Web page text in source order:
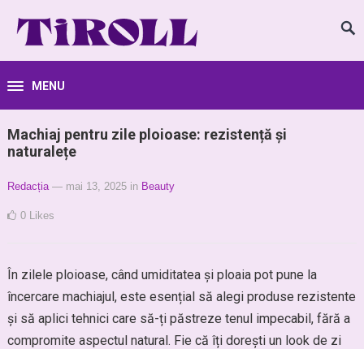
MENU
Machiaj pentru zile ploioase: rezistență și
naturalețe
Redacția — mai 13, 2025 in Beauty
0 Likes
În zilele ploioase, când umiditatea și ploaia pot pune la
încercare machiajul, este esențial să alegi produse rezistente
și să aplici tehnici care să-ți păstreze tenul impecabil, fără a
compromite aspectul natural. Fie că îți dorești un look de zi